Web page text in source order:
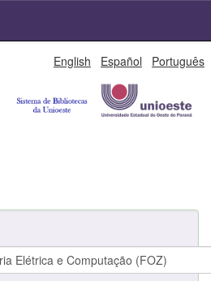
English Español Português